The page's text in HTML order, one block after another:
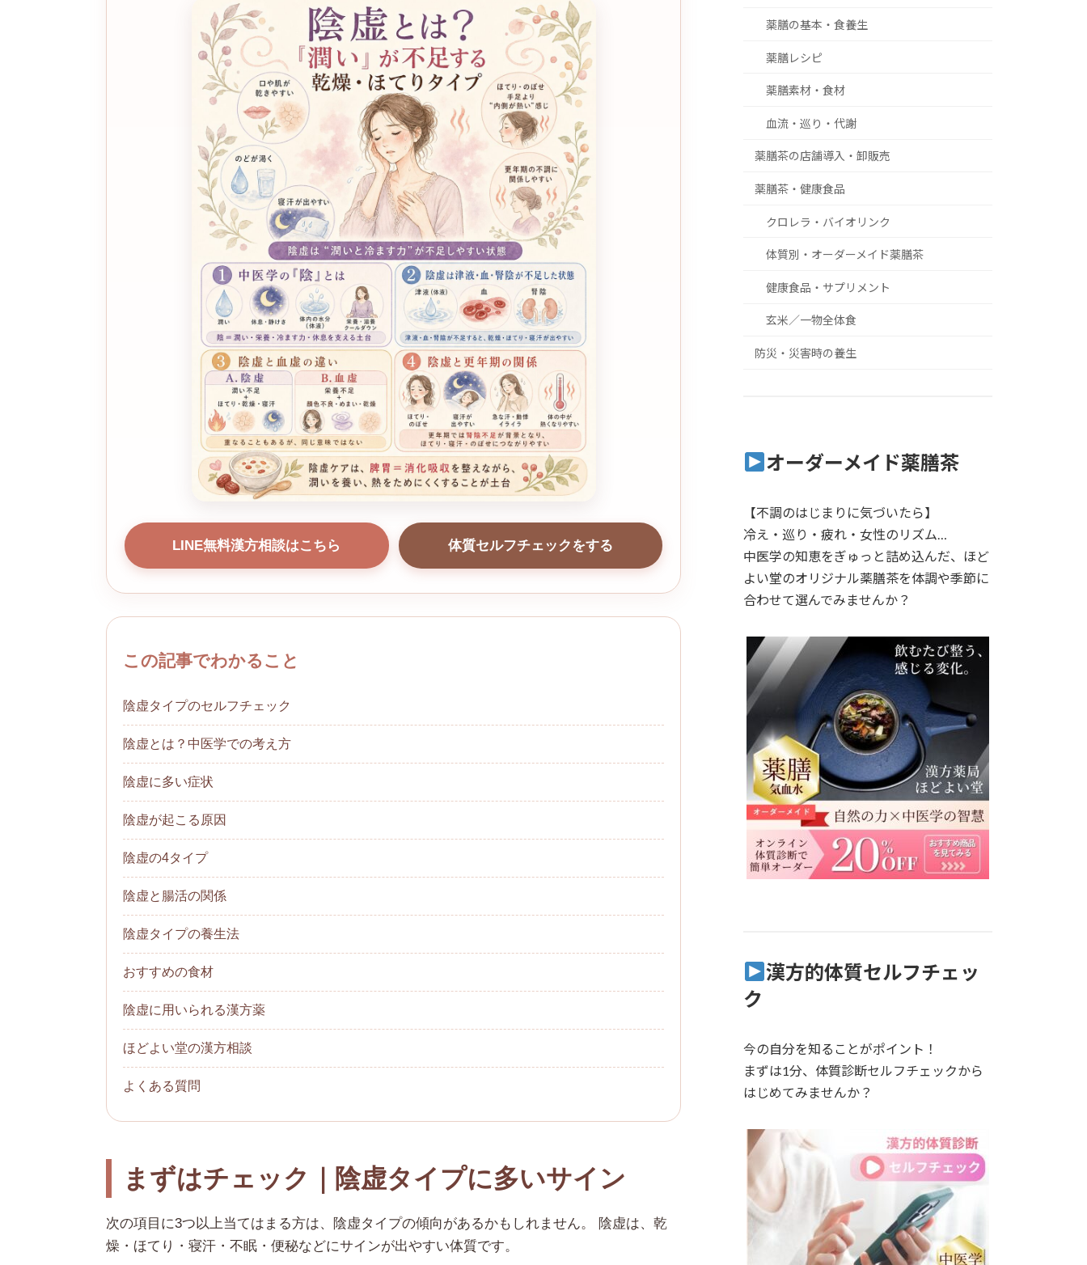
LINE無料漢方相談はこちら 体質セルフチェックをする
この記事でわかること
陰虚タイプのセルフチェック
陰虚とは？中医学での考え方
陰虚に多い症状
陰虚が起こる原因
陰虚の4タイプ
陰虚と腸活の関係
陰虚タイプの養生法
おすすめの食材
陰虚に用いられる漢方薬
ほどよい堂の漢方相談
よくある質問
まずはチェック｜陰虚タイプに多いサイン
次の項目に3つ以上当てはまる方は、陰虚タイプの傾向があるかもしれません。 陰虚は、乾
燥・ほてり・寝汗・不眠・便秘などにサインが出やすい体質です。
薬膳の基本・食養生
薬膳レシピ
薬膳素材・食材
血流・巡り・代謝
薬膳茶の店舗導入・卸販売
薬膳茶・健康食品
クロレラ・バイオリンク
体質別・オーダーメイド薬膳茶
健康食品・サプリメント
玄米／一物全体食
防災・災害時の養生
オーダーメイド薬膳茶
【不調のはじまりに気づいたら】
冷え・巡り・疲れ・女性のリズム…
中医学の知恵をぎゅっと詰め込んだ、ほど
よい堂のオリジナル薬膳茶を体調や季節に
合わせて選んでみませんか？
漢方的体質セルフチェッ
ク
今の自分を知ることがポイント！
まずは1分、体質診断セルフチェックから
はじめてみませんか？